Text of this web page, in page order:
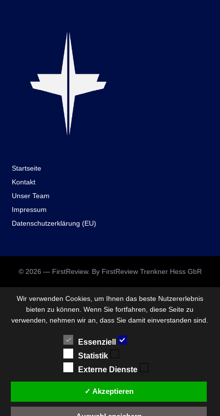
Startseite
Kontakt
Unser Team
Impressum
Datenschutzerklärung (EU)
© 2026 — FirstReview. By FirstReview Trenkner Hess GbR
Wir verwenden Cookies, um Ihnen das beste Nutzererlebnis
bieten zu können. Wenn Sie fortfahren, diese Seite zu
verwenden, nehmen wir an, dass Sie damit einverstanden sind.
Essenziell
Statistik
Externe Dienste
✓ Akzeptieren